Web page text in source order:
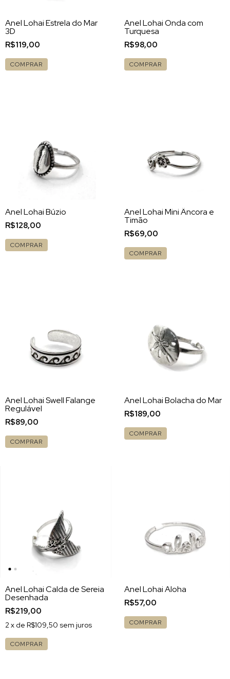
Anel Lohai Estrela do Mar
3D
R$119,00
COMPRAR
Anel Lohai Onda com
Turquesa
R$98,00
COMPRAR
Anel Lohai Búzio
R$128,00
COMPRAR
Anel Lohai Mini Âncora e
Timão
R$69,00
COMPRAR
Anel Lohai Swell Falange
Regulável
R$89,00
COMPRAR
Anel Lohai Bolacha do Mar
R$189,00
COMPRAR
Anel Lohai Calda de Sereia
Desenhada
R$219,00
2 x de R$109,50 sem juros
COMPRAR
Anel Lohai Aloha
R$57,00
COMPRAR